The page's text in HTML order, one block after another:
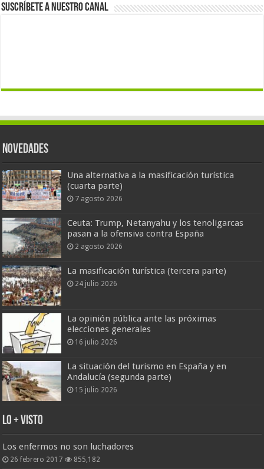
Suscríbete a nuestro canal
Novedades
Una alternativa a la masificación turística
(cuarta parte)
7 agosto 2026
Ceuta: Trump, Netanyahu y los tenoligarcas
pasan a la ofensiva contra España
2 agosto 2026
La masificación turística (tercera parte)
24 julio 2026
La opinión pública ante las próximas
elecciones generales
16 julio 2026
La situación del turismo en España y en
Andalucía (segunda parte)
15 julio 2026
Lo + Visto
Los enfermos no son luchadores
26 febrero 2017 855,182